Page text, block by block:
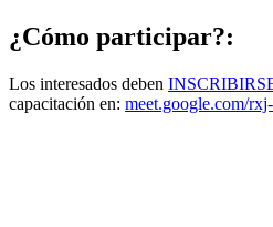
¿Cómo participar?:
Los interesados deben
capacitación en: meet.google.com/